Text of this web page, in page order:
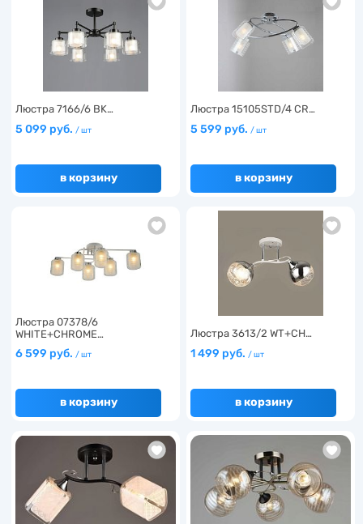
Люстра 7166/6 BK…
5 099 руб. / шт
в корзину
Люстра 15105STD/4 CR…
5 599 руб. / шт
в корзину
Люстра 07378/6
WHITE+CHROME…
6 599 руб. / шт
в корзину
Люстра 3613/2 WT+CH…
1 499 руб. / шт
в корзину